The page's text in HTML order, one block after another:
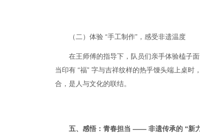
（二）体验 “手工制作”，感受非遗温度
在王师傅的指导下，队员们亲手体验榼子
当印有 “福” 字与吉祥纹样的热乎馒头端上桌
合，是人与文化的联结。
五、感悟：青春担当 —— 非遗传承的 “新